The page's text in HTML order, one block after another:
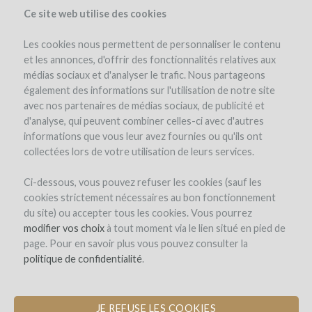
Ce site web utilise des cookies
Les cookies nous permettent de personnaliser le contenu
et les annonces, d'offrir des fonctionnalités relatives aux
médias sociaux et d'analyser le trafic. Nous partageons
également des informations sur l'utilisation de notre site
avec nos partenaires de médias sociaux, de publicité et
d'analyse, qui peuvent combiner celles-ci avec d'autres
informations que vous leur avez fournies ou qu'ils ont
collectées lors de votre utilisation de leurs services.
Ci-dessous, vous pouvez refuser les cookies (sauf les
cookies strictement nécessaires au bon fonctionnement
du site) ou accepter tous les cookies. Vous pourrez
modifier vos choixà tout moment via le lien situé en pied de
page. Pour en savoir plus vous pouvez consulter la
politique de confidentialité.
JE REFUSE LES COOKIES